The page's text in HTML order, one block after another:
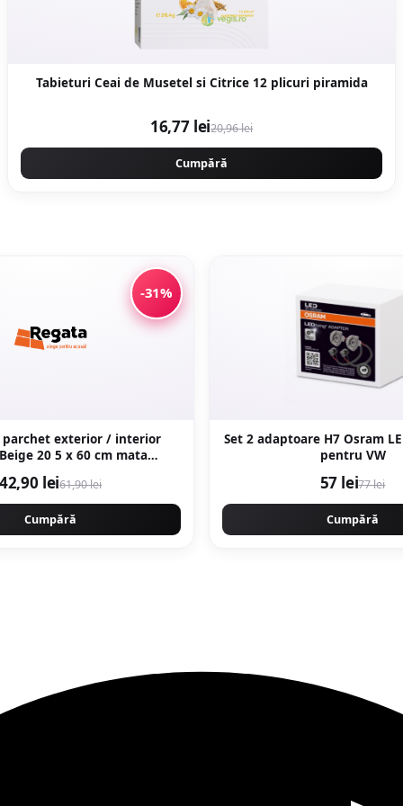
Tabieturi Ceai de Musetel si Citrice 12 plicuri piramida
16,77 lei20,96 lei
Cumpără
-31%
parchet exterior / interior
60 cm mata
lei61,90 lei
Cumpără
Set 2 adaptoare H7 Osram
pentru VW
57 lei77 lei
Cumpără